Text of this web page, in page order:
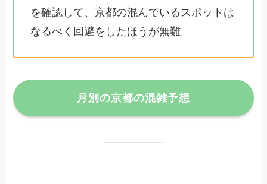
を確認して、京都の混んでいるスポットは
なるべく回避をしたほうが無難。
月別の京都の混雑予想